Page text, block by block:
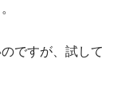
ですが、試して